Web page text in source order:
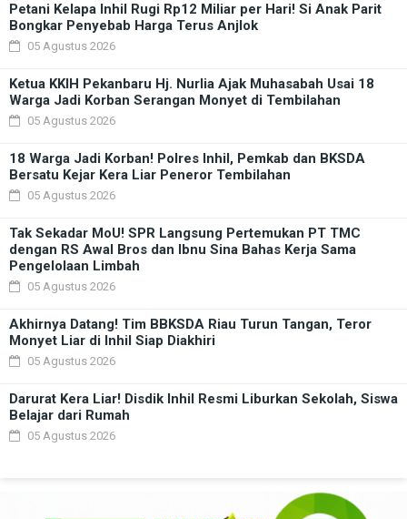
Petani Kelapa Inhil Rugi Rp12 Miliar per Hari! Si Anak Parit
Bongkar Penyebab Harga Terus Anjlok
05 Agustus 2026
Ketua KKIH Pekanbaru Hj. Nurlia Ajak Muhasabah Usai 18
Warga Jadi Korban Serangan Monyet di Tembilahan
05 Agustus 2026
18 Warga Jadi Korban! Polres Inhil, Pemkab dan BKSDA
Bersatu Kejar Kera Liar Peneror Tembilahan
05 Agustus 2026
Tak Sekadar MoU! SPR Langsung Pertemukan PT TMC
dengan RS Awal Bros dan Ibnu Sina Bahas Kerja Sama
Pengelolaan Limbah
05 Agustus 2026
Akhirnya Datang! Tim BBKSDA Riau Turun Tangan, Teror
Monyet Liar di Inhil Siap Diakhiri
05 Agustus 2026
Darurat Kera Liar! Disdik Inhil Resmi Liburkan Sekolah, Siswa
Belajar dari Rumah
05 Agustus 2026